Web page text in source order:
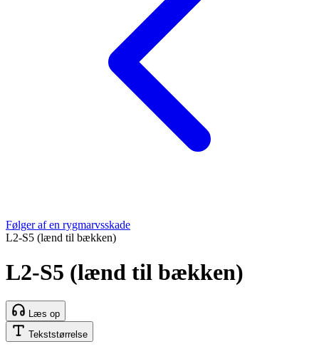
Følger af en rygmarvsskade
L2-S5 (lænd til bækken)
L2-S5 (lænd til bækken)
Læs op
Tekststørrelse